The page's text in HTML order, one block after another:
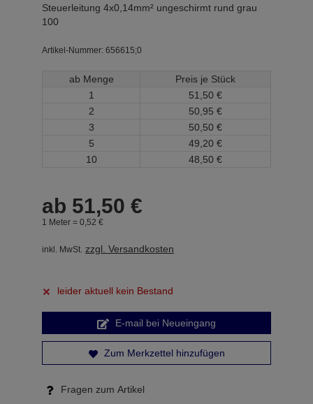
Steuerleitung 4x0,14mm² ungeschirmt rund grau
100
Artikel-Nummer: 656615;0
ab Menge
Preis je Stück
1
51, 50 €
2
50, 95 €
3
50, 50 €
5
49, 20 €
10
48, 50 €
ab 51,50 €
1 Meter = 0, 52 €
inkl. MwSt. zzgl. Versandkosten
leider aktuell kein Bestand
E-mail bei Neueingang
Zum Merkzettel hinzufügen
Fragen zum Artikel